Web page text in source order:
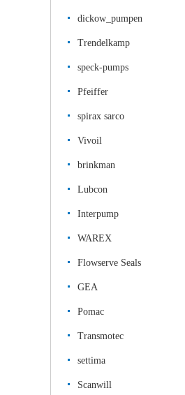
dickow_pumpen
Trendelkamp
speck-pumps
Pfeiffer
spirax sarco
Vivoil
brinkman
Lubcon
Interpump
WAREX
Flowserve Seals
GEA
Pomac
Transmotec
settima
Scanwill